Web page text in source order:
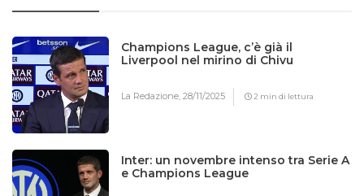
Champions League, c’è già il
Liverpool nel mirino di Chivu
La Redazione,28/11/2025 2 min di lettura
Inter: un novembre intenso tra Serie A
e Champions League